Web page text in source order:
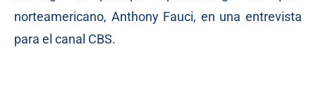
norteamericano, Anthony Fauci, en una entrevista
para el canal CBS.